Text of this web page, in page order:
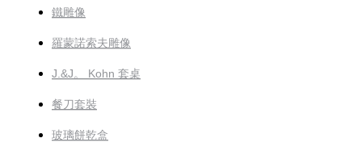
鐵雕像
羅蒙諾索夫雕像
J.&J。 Kohn 套桌
餐刀套裝
玻璃餅乾盒